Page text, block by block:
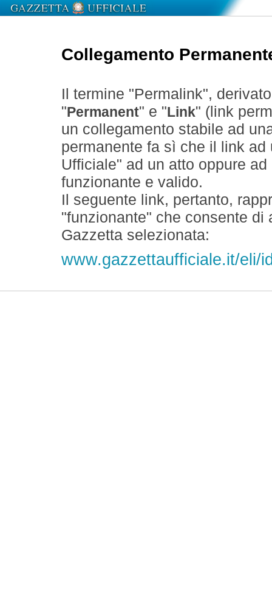
Collegamento
Il termine "Permalink",
" Permanent" e " Link" (link
un collegamento stabile ad
permanente fa sì che il link
Ufficiale" ad un atto oppure
funzionante e valido.
Il seguente link, pertanto,
"funzionante" che consente
Gazzetta selezionata:
www.gazzettaufficiale.it/eli/